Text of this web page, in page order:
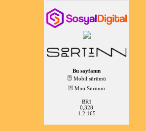
Bu sayfanın
Mobil sürümü
Mini Sürümü
BR1
0,328
1.2.165